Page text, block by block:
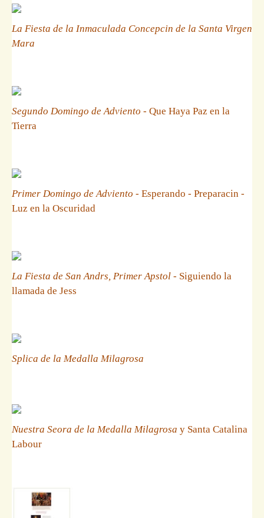
La Fiesta de la Inmaculada Concepcin de la Santa Virgen
Mara
Segundo Domingo de Adviento - Que Haya Paz en la
Tierra
Primer Domingo de Adviento - Esperando - Preparacin -
Luz en la Oscuridad
La Fiesta de San Andrs, Primer Apstol - Siguiendo la
llamada de Jess
Splica de la Medalla Milagrosa
Nuestra Seora de la Medalla Milagrosa y Santa Catalina
Labour